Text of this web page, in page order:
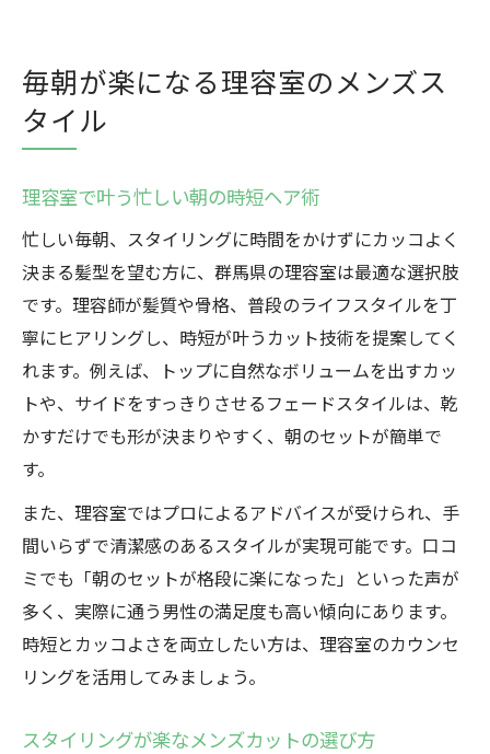
忙しい男性に最適な群馬県理容室の魅力
群馬県理容室の便利サービス比較表
忙しい男性に理容室が選ばれる理由
れる
理容室の予約や営業時間のポイント
群馬県理容室で得られる快適体験とは
スタイリング簡単カットの技術が光る理由
理容室のカット技術比較と特徴一覧
スタイリングが楽になるカットの秘密
理容室での似合わせカット体験談
理容室カットで持続するカッコよさ
理容室で叶える清潔感とカッコよさの両立
理容室で作る清潔感重視の髪型例
カッコよさと清潔感のバランスを理容室で
理容室が提案する爽やかメンズスタイル
清潔感を保つ理容室のアドバイス
理容室利用で第一印象アップを狙う
毎朝が楽になる理容室のメンズス
タイル
理容室で叶う忙しい朝の時短ヘア術
忙しい毎朝、スタイリングに時間をかけずにカッコよく
決まる髪型を望む方に、群馬県の理容室は最適な選択肢
です。理容師が髪質や骨格、普段のライフスタイルを丁
寧にヒアリングし、時短が叶うカット技術を提案してく
れます。例えば、トップに自然なボリュームを出すカッ
トや、サイドをすっきりさせるフェードスタイルは、乾
かすだけでも形が決まりやすく、朝のセットが簡単で
す。
また、理容室ではプロによるアドバイスが受けられ、手
間いらずで清潔感のあるスタイルが実現可能です。口コ
ミでも「朝のセットが格段に楽になった」といった声が
多く、実際に通う男性の満足度も高い傾向にあります。
時短とカッコよさを両立したい方は、理容室のカウンセ
リングを活用してみましょう。
スタイリングが楽なメンズカットの選び方